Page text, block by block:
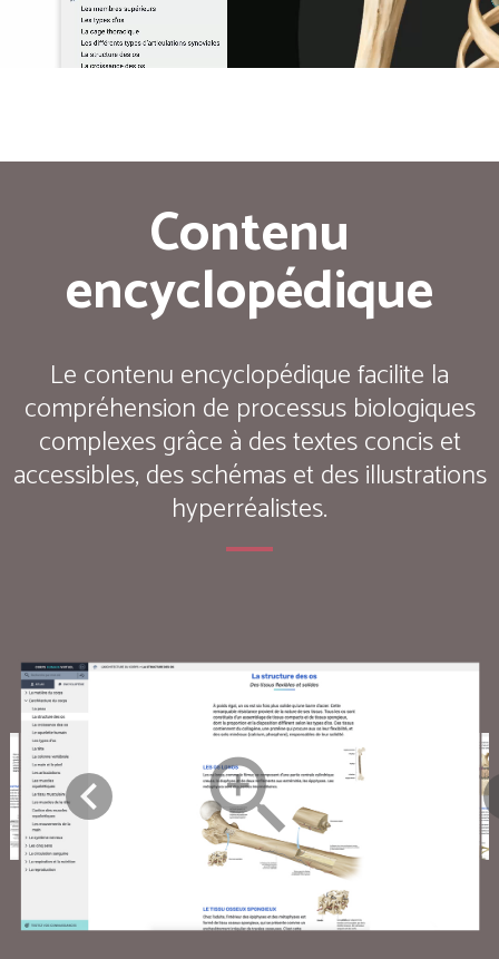
Contenu
encyclopédique
Le contenu encyclopédique facilite la
compréhension de processus biologiques
complexes grâce à des textes concis et
accessibles, des schémas et des illustrations
hyperréalistes.